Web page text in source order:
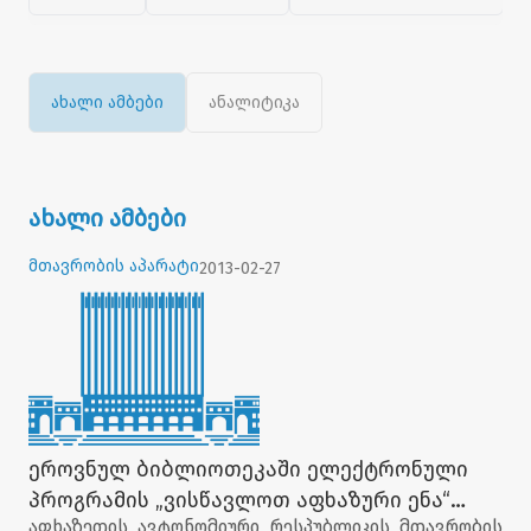
ახალი ამბები ანალიტიკა
ახალი ამბები
მთავრობის აპარატი2013-02-27
ეროვნულ ბიბლიოთეკაში ელექტრონული
პროგრამის „ვისწავლოთ აფხაზური ენა“